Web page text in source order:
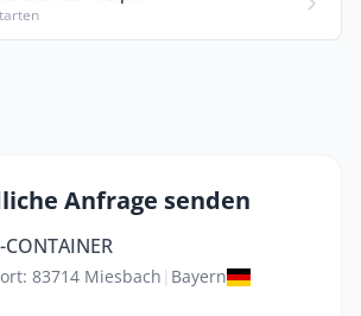
Anfrage senden
83714 Miesbach | Bayern